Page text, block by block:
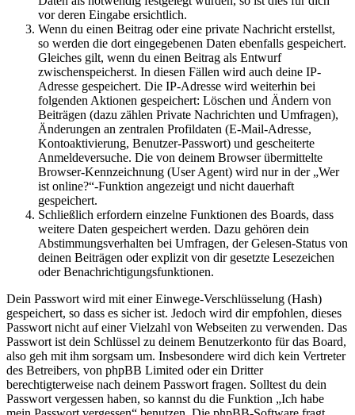
vor deren Eingabe ersichtlich.
Wenn du einen Beitrag oder eine private Nachricht erstellst,
so werden die dort eingegebenen Daten ebenfalls gespeichert.
Gleiches gilt, wenn du einen Beitrag als Entwurf
zwischenspeicherst. In diesen Fällen wird auch deine IP-
Adresse gespeichert. Die IP-Adresse wird weiterhin bei
folgenden Aktionen gespeichert: Löschen und Ändern von
Beiträgen (dazu zählen Private Nachrichten und Umfragen),
Änderungen an zentralen Profildaten (E-Mail-Adresse,
Kontoaktivierung, Benutzer-Passwort) und gescheiterte
Anmeldeversuche. Die von deinem Browser übermittelte
Browser-Kennzeichnung (User Agent) wird nur in der „Wer
ist online?“-Funktion angezeigt und nicht dauerhaft
gespeichert.
Schließlich erfordern einzelne Funktionen des Boards, dass
weitere Daten gespeichert werden. Dazu gehören dein
Abstimmungsverhalten bei Umfragen, der Gelesen-Status von
deinen Beiträgen oder explizit von dir gesetzte Lesezeichen
oder Benachrichtigungsfunktionen.
Dein Passwort wird mit einer Einwege-Verschlüsselung (Hash)
gespeichert, so dass es sicher ist. Jedoch wird dir empfohlen, dieses
Passwort nicht auf einer Vielzahl von Webseiten zu verwenden. Das
Passwort ist dein Schlüssel zu deinem Benutzerkonto für das Board,
also geh mit ihm sorgsam um. Insbesondere wird dich kein Vertreter
des Betreibers, von phpBB Limited oder ein Dritter
berechtigterweise nach deinem Passwort fragen. Solltest du dein
Passwort vergessen haben, so kannst du die Funktion „Ich habe